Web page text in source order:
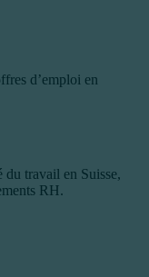
d’emploi en
du travail en Suisse,
RH.